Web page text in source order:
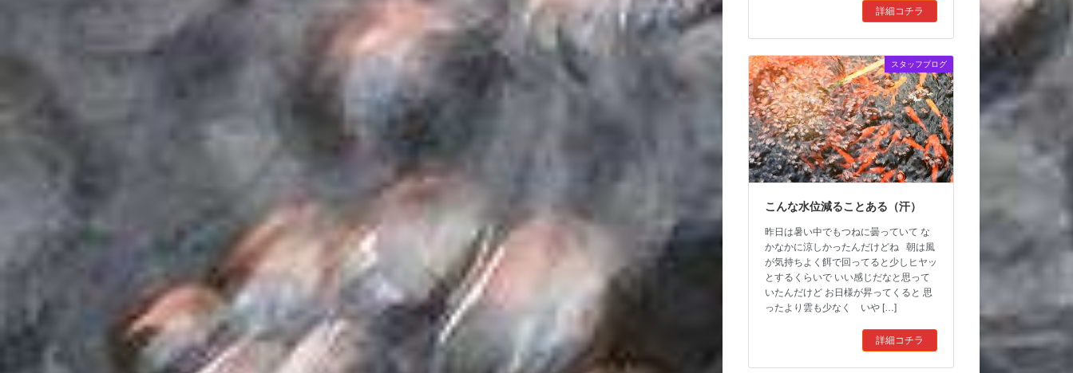
詳細コチラ
スタッフブログ
こんな水位減ることある（汗）
昨日は暑い中でもつねに曇っていて な
かなかに涼しかったんだけどね 朝は風
が気持ちよく餌で回ってると少しヒヤッ
とするくらいで いい感じだなと思って
いたんだけど お日様が昇ってくると 思
ったより雲も少なく いや […]
詳細コチラ